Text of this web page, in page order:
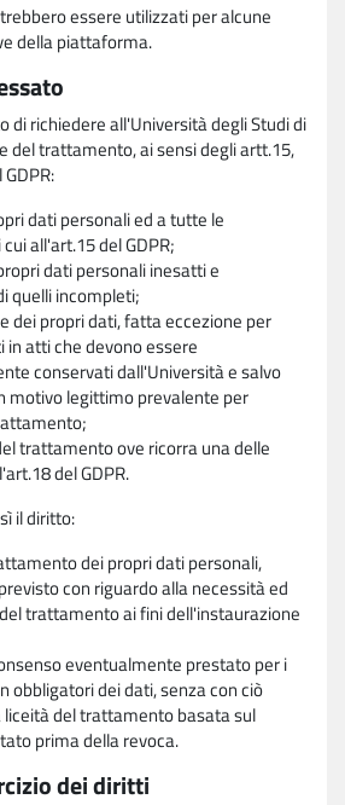
essere utilizzati per alcune
della piattaforma.
di richiedere all'Università degli Studi di
del trattamento, ai sensi degli artt.15,
dati personali ed a tutte le
all'art.15 del GDPR;
dati personali inesatti e
quelli incompleti;
dei propri dati, fatta eccezione per
in atti che devono essere
conservati dall'Università e salvo
motivo legittimo prevalente per
trattamento ove ricorra una delle
del GDPR.
il diritto:
dei propri dati personali,
con riguardo alla necessità ed
trattamento ai fini dell'instaurazione
eventualmente prestato per i
obbligatori dei dati, senza con ciò
liceità del trattamento basata sul
prima della revoca.
dei diritti